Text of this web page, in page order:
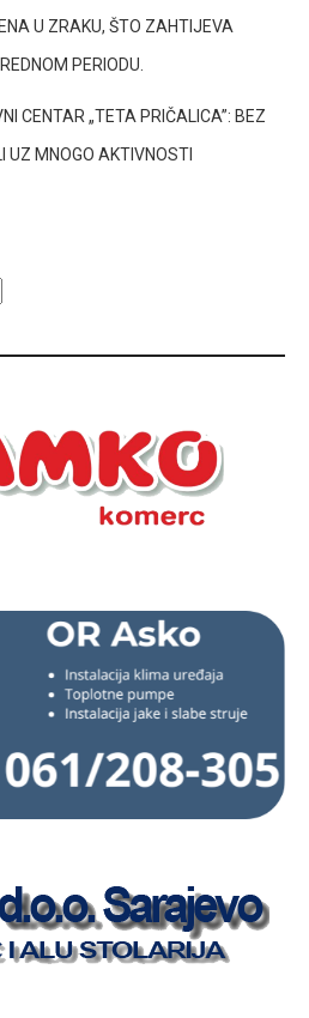
U ZRAKU, ŠTO ZAHTIJEVA
PERIODU.
CENTAR „TETA PRIČALICA”: BEZ
UZ MNOGO AKTIVNOSTI